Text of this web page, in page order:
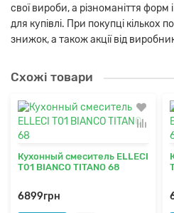
свої вироби, а різноманіття форм
для купівлі. При покупці кількох
знижок, а також акції від
Схожі товари
Кухонный смеситель ELLECI
T01 BIANCO TITANO 68
6899грн